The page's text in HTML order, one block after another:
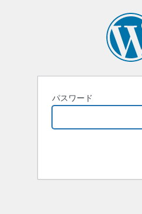
パスワード